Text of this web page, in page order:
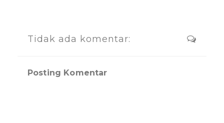
Tidak ada komentar:
Posting Komentar